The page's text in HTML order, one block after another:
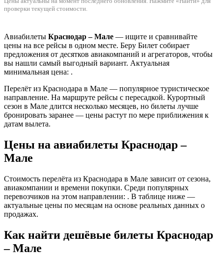
проверки текущей стоимости.
Авиабилеты Краснодар – Мале — ищите и сравнивайте
цены на все рейсы в одном месте. Беру Билет собирает
предложения от десятков авиакомпаний и агрегаторов, чтобы
вы нашли самый выгодный вариант. Актуальная
минимальная цена: .
Перелёт из Краснодара в Мале — популярное туристическое
направление. На маршруте рейсы с пересадкой. Курортный
сезон в Мале длится несколько месяцев, но билеты лучше
бронировать заранее — цены растут по мере приближения к
датам вылета.
Цены на авиабилеты Краснодар –
Мале
Стоимость перелёта из Краснодара в Мале зависит от сезона,
авиакомпании и времени покупки. Среди популярных
перевозчиков на этом направлении: . В таблице ниже —
актуальные цены по месяцам на основе реальных данных о
продажах.
Как найти дешёвые билеты Краснодар
– Мале